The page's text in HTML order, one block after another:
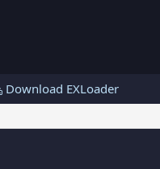
Download EXLoader